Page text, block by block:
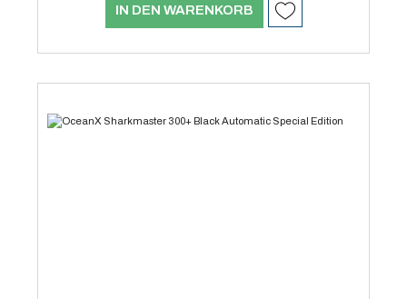
IN DEN WARENKORB